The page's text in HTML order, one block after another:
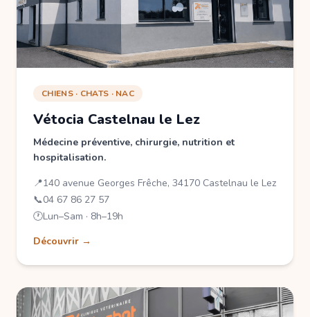
CHIENS · CHATS · NAC
Vétocia Castelnau le Lez
Médecine préventive, chirurgie, nutrition et
hospitalisation.
📍140 avenue Georges Frêche, 34170 Castelnau le Lez
📞04 67 86 27 57
🕐Lun–Sam · 8h–19h
Découvrir →